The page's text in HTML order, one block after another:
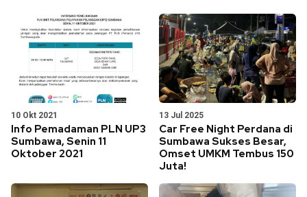
10 Okt 2021
Info Pemadaman PLN UP3
Sumbawa, Senin 11
Oktober 2021
13 Jul 2025
Car Free Night Perdana di
Sumbawa Sukses Besar,
Omset UMKM Tembus 150
Juta!